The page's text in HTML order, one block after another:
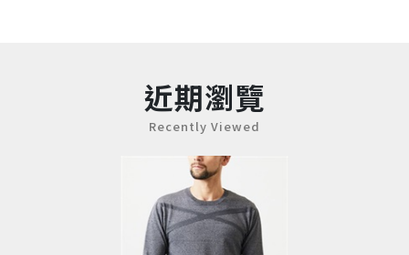
近期瀏覽
Recently Viewed